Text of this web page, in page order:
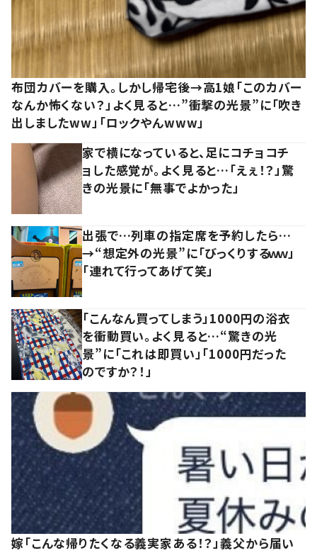
布団カバーを購入。しかし帰宅後→高1娘「このカバー
なんか怖くない？」よく見ると…”衝撃の光景”に「吹き
出しましたww」「ロックやんwww」
家で横になっていると、足にコチョコチ
ョした感覚が。よく見ると…「えぇ！？」驚
きの光景に「無事でよかった」
出張で…列車の指定席を予約したら…
→“想定外の光景”に「びっくりするｗｗ」
「連れて行ってあげて笑」
「こんなん買ってしまう」1000円の浴衣
を衝動買い。よく見ると…“驚きの光
景”に「これは即買い」「1000円だった
のですか？！」
嫁「こんな帰りたくなる義実家ある！？」義父から届い